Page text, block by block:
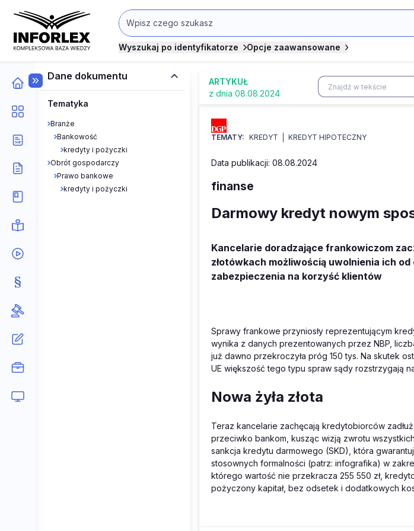
Wyszukaj po identyfikatorze Opcje zaawansowane
Dane dokumentu
Tematyka
Branże
Bankowość
kredyty i pożyczki
Obrót gospodarczy
Prawo bankowe
kredyty i pożyczki
ARTYKUŁ
z dnia 08.08.2024
TEMATY: KREDYT KREDYT HIPOTECZNY
Data publikacji: 08.08.2024
finanse
Darmowy kredyt nowym
Kancelarie doradzające frankowiczom
złotówkach możliwością uwolnienia ich od
zabezpieczenia na korzyść klientów
Sprawy frankowe przyniosły reprezentującym
wynika z danych prezentowanych przez NBP,
już dawno przekroczyła próg 150 tys. Na skutek
UE większość tego typu spraw sądy rozstrzygają
Nowa żyła złota
Teraz kancelarie zachęcają kredytobiorców
przeciwko bankom, kusząc wizją zwrotu
sankcja kredytu darmowego (SKD), która
stosownych formalności (patrz: infografika) w
którego wartość nie przekracza 255 550 zł,
pożyczony kapitał, bez odsetek i dodatkowych